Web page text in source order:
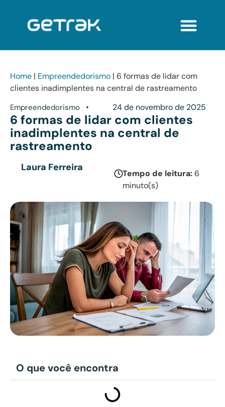
Home | Empreendedorismo | 6 formas de lidar com
clientes inadimplentes na central de rastreamento
Empreendedorismo • 24 de novembro de 2025
6 formas de lidar com clientes
inadimplentes na central de
rastreamento
Laura Ferreira
Tempo de leitura: 6
minuto(s)
O que você encontra